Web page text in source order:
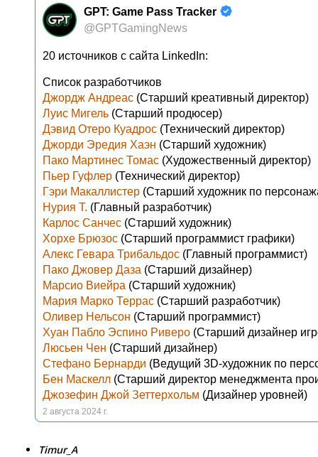
GPT: Game Pass Tracker
@GPTGamingNews
20 источников с сайта LinkedIn:
Список разработчиков
Джордж Андреас (Старший креативный директор)
Луис Мигель (Старший продюсер)
Дэвид Отеро Куадрос (Технический директор)
Джорди Эредия Хаэн (Старший художник)
Пако Мартинес Томас (Художественный директор)
Пьер Гуфлер (Технический директор)
Гэри Макаллистер (Старший художник по
Нурия T. (Главный разработчик)
Карлос Санчес (Старший художник)
Хорхе Брюзос (Старший программист графики)
Алекс Гевара Трибальдос (Главный программист)
Пако Джовер Даза (Старший дизайнер)
Марсио Виейра (Старший художник)
Мария Марко Террас (Старший разработчик)
Оливер Нельсон (Старший программист)
Хуан Пабло Эспино Риверо (Старший дизайнер
Люсьен Чен (Старший дизайнер)
Стефано Бернарди (Ведущий 3D-художник по
Бен Маскелл (Старший директор менеджмента
Джозефин Джой Зеттерхольм (Дизайнер уровней)
2 августа 2024 г.
Timur_A